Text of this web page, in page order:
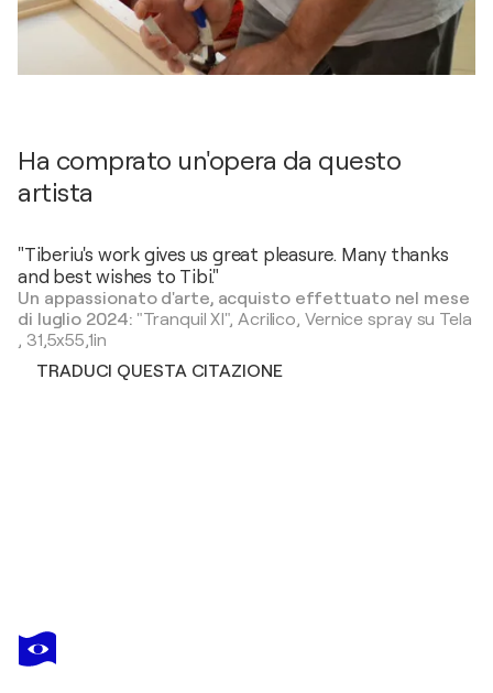
Ha comprato un'opera da questo
artista
"Tiberiu's work gives us great pleasure. Many thanks
and best wishes to Tibi."
Un appassionato d'arte, acquisto effettuato nel mese
di luglio 2024: "Tranquil XI", Acrilico, Vernice spray su Tela
, 31,5x55,1in
TRADUCI QUESTA CITAZIONE
TIBERIU
SOOS